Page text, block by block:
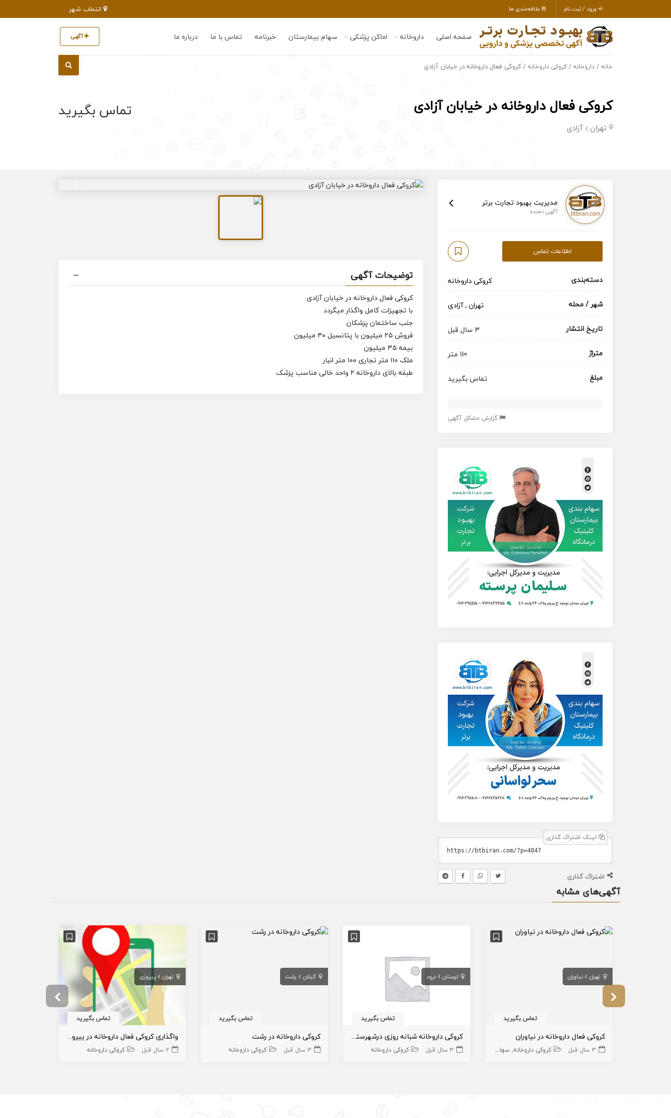
ورود / ثبت نام علاقه‌مندی ها
صفحه اصلی داروخانه اماکن پزشکی سهام بیمارستان خبرنامه تماس با ما درباره ما آگهی
خانه / داروخانه / کروکی داروخانه / کروکی فعال داروخانه در خیابان آزادی
کروکی فعال داروخانه در خیابان آزادی
تهران آزادی
تماس بگیرید
مدیریت بهبود تجارت برتر
آگهی دهنده
اطلاعات تماس
دسته‌بندی
کروکی داروخانه
شهر / محله
تهران ,آزادی
تاریخ انتشار
3 سال قبل
متراژ
110 متر
مبلغ
تماس بگیرید
گزارش مشکل آگهی
لینک اشتراک گذاری
اشتراک گذاری
توضیحات آگهی
کروکی فعال داروخانه در خیابان آزادی
با تجهیزات کامل واگذار میگردد
جنب ساختمان پزشکان
فروش ۲۵ میلیون با پتانسیل ۴۰ میلیون
بیمه ۳۵ میلیون
ملک ۱۱۰ متر تجاری ۱۰۰ متر انبار
طبقه بالای داروخانه ۲ واحد خالی مناسب پزشک
آگهی‌های مشابه
تهران نیاوران
تماس بگیرید
کروکی فعال داروخانه در نیاوران
3 سال قبل کروکی داروخانه سهام رادیوتراپی
لرستان درود
تماس بگیرید
کروکی داروخانه شبانه روزی درشهرستان درود
3 سال قبل کروکی داروخانه
گیلان رشت
تماس بگیرید
کروکی داروخانه در رشت
3 سال قبل کروکی داروخانه
تهران پیروزی
تماس بگیرید
واگذاری کروکی فعال داروخانه در پیروزی
2 سال قبل کروکی داروخانه